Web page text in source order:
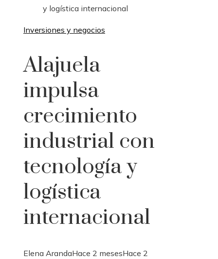
y logística internacional
Inversiones y negocios
Alajuela
impulsa
crecimiento
industrial con
tecnología y
logística
internacional
Elena ArandaHace 2 mesesHace 2